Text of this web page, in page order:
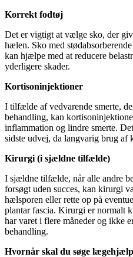
Korrekt fodtøj
Det er vigtigt at vælge sko, der
hælen. Sko med
kan hjælpe med at reducere
yderligere skader.
Kortisoninjektioner
I tilfælde af vedvarende smerte,
behandling, kan
inflammation og lindre smerte.
sidste udvej, da langvarig brug
Kirurgi (i sjældne tilfælde)
I sjældne tilfælde, når alle andre
forsøgt uden succes, kan kirurgi
hælsporen eller rette op på
plantar fascia. Kirurgi er normalt
har varet i flere måneder og ikke
behandling.
Hvornår skal du søge